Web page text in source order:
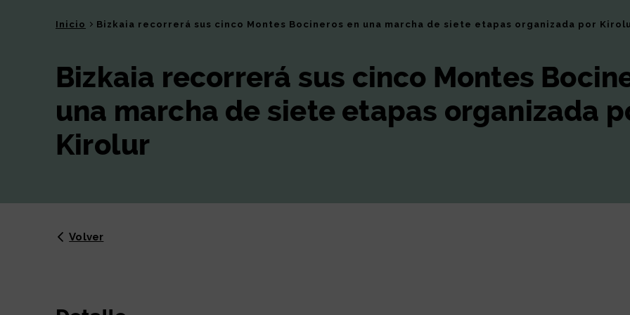
Inicio Bizkaia recorrerá sus cinco Montes Bocineros en una marcha de siete etapas organizada por
Bizkaia recorrerá sus cinco Montes
una marcha de siete etapas organizada
Kirolur
Volver